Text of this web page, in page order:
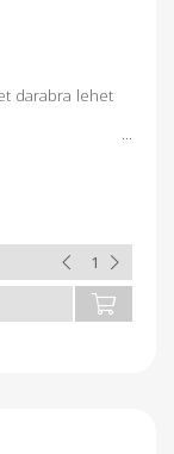
darabra lehet